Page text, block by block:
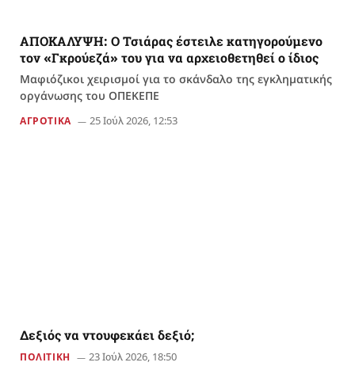
ΑΠΟΚΑΛΥΨΗ: Ο Τσιάρας έστειλε κατηγορούμενο
τον «Γκρούεζά» του για να αρχειοθετηθεί ο ίδιος
Μαφιόζικοι χειρισμοί για το σκάνδαλο της εγκληματικής
οργάνωσης του ΟΠΕΚΕΠΕ
ΑΓΡΟΤΙΚΑ 25 Ιούλ 2026, 12:53
Δεξιός να ντουφεκάει δεξιό;
ΠΟΛΙΤΙΚΗ 23 Ιούλ 2026, 18:50